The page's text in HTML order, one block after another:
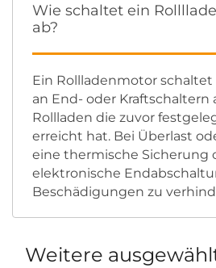
Wie schaltet ein
ab?
Ein Rollladenmotor schaltet
an End- oder Kraftschaltern
Rollladen die zuvor
erreicht hat. Bei Überlast
eine thermische Sicherung
elektronische
Beschädigungen zu
Weitere